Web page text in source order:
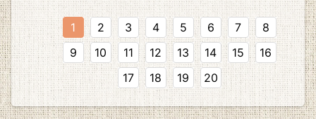
1 2 3 4 5 6 7
8
9
10 11 12 13 14 15
16
17
18 19 20